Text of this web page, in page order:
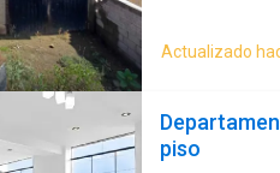
Inmobiliaria
Actualizado
piso